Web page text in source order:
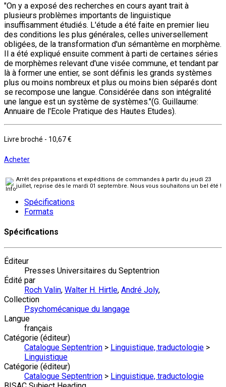
"On y a exposé des recherches en cours ayant trait à
plusieurs problèmes importants de linguistique
insuffisamment étudiés. L'étude a été faite en premier lieu
des conditions les plus générales, celles universellement
obligées, de la transformation d'un sémantème en morphème.
Il a été expliqué ensuite comment à parti de certaines séries
de morphèmes relevant d'une visée commune, et tendant par
là à former une entier, se sont définis les grands systèmes
plus ou moins nombreux et plus ou moins bien séparés dont
se recompose une langue. Considérée dans son intégralité
une langue est un système de systèmes."(G. Guillaume:
Annuaire de l'Ecole Pratique des Hautes Etudes).
Livre broché - 10,67 €
Acheter
Arrêt des préparations et expéditions de commandes à partir du jeudi 23
juillet, reprise dès le mardi 01 septembre. Nous vous souhaitons un bel été !
Spécifications
Formats
Spécifications
Éditeur
Presses Universitaires du Septentrion
Édité par
Roch Valin, Walter H. Hirtle, André Joly,
Collection
Psychomécanique du langage
Langue
français
Catégorie (éditeur)
Catalogue Septentrion > Linguistique, traductologie >
Linguistique
Catégorie (éditeur)
Catalogue Septentrion > Linguistique, traductologie